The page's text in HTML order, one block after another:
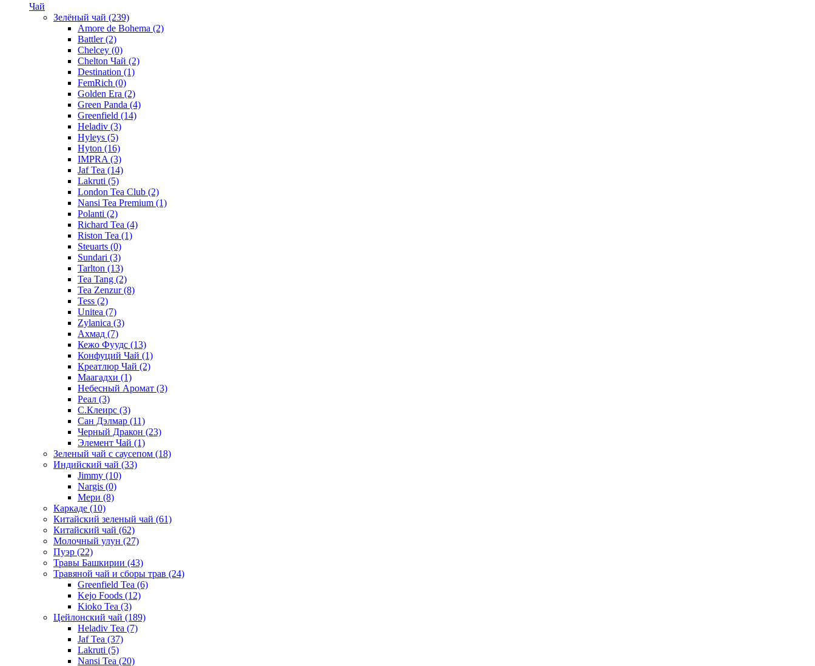
Чай
Зелёный чай (239)
Amore de Bohema (2)
Battler(2)
Chelcey (0)
Chelton Чай (2)
Destination (1)
FemRich (0)
Golden Era (2)
Green Panda (4)
Greenfield (14)
Heladiv (3)
Hyleys (5)
Hyton (16)
IMPRA (3)
Jaf Tea (14)
Lakruti (5)
London Tea Club (2)
Nansi Tea Premium (1)
Polanti (2)
Richard Tea (4)
Riston Tea (1)
Steuarts (0)
Sundari (3)
Tarlton (13)
Tea Tang (2)
Tea Zenzur(8)
Tess (2)
Unitea (7)
Zylanica (3)
Ахмад (7)
Кежо Фуудс (13)
Конфуций Чай (1)
Креатлюр Чай (2)
Маагадхи (1)
Небесный Аромат (3)
Реал (3)
С.Клеирс (3)
Сан Дэлмар (11)
Черный Дракон (23)
Элемент Чай (1)
Зеленый чай с саусепом (18)
Индийский чай (33)
Jimmy (10)
Nargis (0)
Мери (8)
Каркаде (10)
Китайский зеленый чай (61)
Китайский чай (62)
Молочный улун (27)
Пуэр (22)
Травы Башкирии (43)
Травяной чай и сборы трав (24)
Greenfield Tea (6)
Kejo Foods (12)
Kioko Tea (3)
Цейлонский чай (189)
Heladiv Tea (7)
Jaf Tea (37)
Lakruti (5)
Nansi Tea (20)